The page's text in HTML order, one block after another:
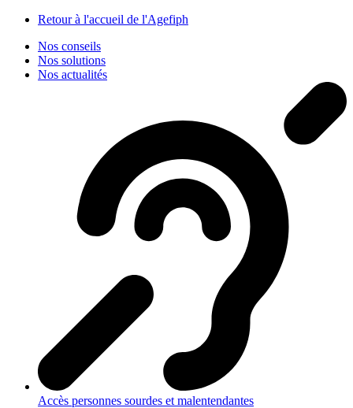
Retour à l'accueil de l'Agefiph
Nos conseils
Nos solutions
Nos actualités
Accès personnes sourdes et malentendantes